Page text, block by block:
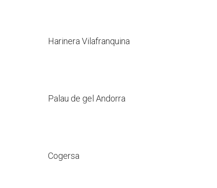
Harinera Vilafranquina
Palau de gel Andorra
Cogersa